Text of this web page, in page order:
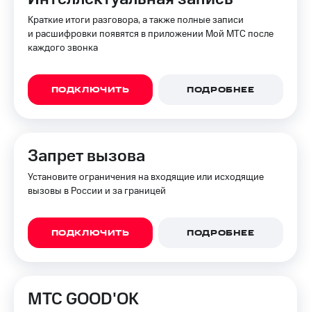
Пополнить
номер
МТС
автоплатежа
Пополнить
Оплата
интернета
и
Переводы
с
МТС Pay
Краткие итоги разговора, а также полные записи
и расшифровки появятся в приложении Мой МТС после
каждого звонка
ПОДКЛЮЧИТЬ ПОДРОБНЕЕ
Запрет вызова
Установите ограничения на входящие или исходящие
вызовы в России и за границей
ПОДКЛЮЧИТЬ ПОДРОБНЕЕ
МТС GOOD'OK